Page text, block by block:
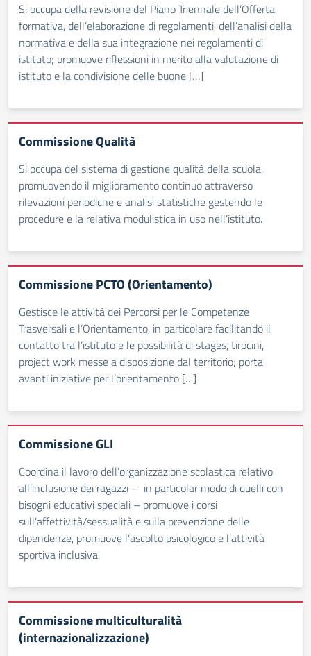
Si occupa della revisione del Piano Triennale dell’Offerta
formativa, dell’elaborazione di regolamenti, dell’analisi della
normativa e della sua integrazione nei regolamenti di
istituto; promuove riflessioni in merito alla valutazione di
istituto e la condivisione delle buone […]
Commissione Qualità
Si occupa del sistema di gestione qualità della scuola,
promuovendo il miglioramento continuo attraverso
rilevazioni periodiche e analisi statistiche gestendo le
procedure e la relativa modulistica in uso nell’istituto.
Commissione PCTO (Orientamento)
Gestisce le attività dei Percorsi per le Competenze
Trasversali e l’Orientamento, in particolare facilitando il
contatto tra l’istituto e le possibilità di stages, tirocini,
project work messe a disposizione dal territorio; porta
avanti iniziative per l’orientamento […]
Commissione GLI
Coordina il lavoro dell’organizzazione scolastica relativo
all’inclusione dei ragazzi – in particolar modo di quelli con
bisogni educativi speciali – promuove i corsi
sull’affettività/sessualità e sulla prevenzione delle
dipendenze, promuove l’ascolto psicologico e l’attività
sportiva inclusiva.
Commissione multiculturalità
(internazionalizzazione)